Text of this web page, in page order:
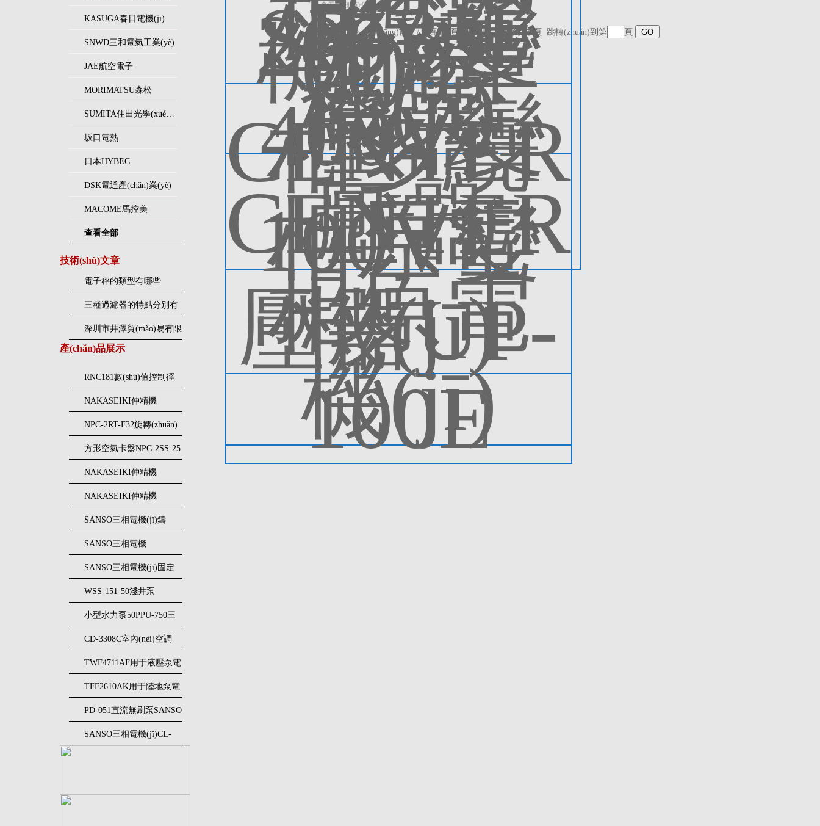
KASUGA春日電機(jī)
SNWD三和電氣工業(yè)
JAE航空電子
MORIMATSU森松
SUMITA住田光學(xué)玻璃
坂口電熱
日本HYBEC
DSK電通產(chǎn)業(yè)
MACOME馬控美
查看全部
技術(shù)文章
電子秤的類型有哪些
三種過濾器的特點分別有
哪些？
深圳市井澤貿(mào)易有限
公司特殊照明熒光燈
產(chǎn)品展示
RNC181數(shù)值控制徑
向壓接機(jī)NAKASEIKI
仲精機(jī)
NAKASEIKI仲精機
(jī)RNE081徑向壓接機(jī)
NPC-2RT-F32旋轉(zhuǎn)
空氣卡盤NAKASEIKI仲
精機(jī)
方形空氣卡盤NPC-2SS-25
仲精機(jī)NAKASEIKI
NAKASEIKI仲精機
(jī)NPC-2RS-F22N氣動卡
盤
NAKASEIKI仲精機
(jī)NPC-4FS-31空氣卡盤
SANSO三相電機(jī)鑄
25CT502鐵螺旋泵
SANSO三相電機
(jī)15CJT0202不銹鋼工業
(yè)泵
SANSO三相電機(jī)固定
壓力供水泵
32NQCT50751P
WSS-151-50淺井泵
SANSO三相電機(jī)
小型水力泵50PPU-750三
相電機(jī)SANSO
CD-3308C室內(nèi)空調
(diào)使用電機(jī)SANSO
三相電機(jī)
TWF4711AF用于液壓泵電
動機(jī)SANSO三相電機
(jī)
TFF2610AK用于陸地泵電
動機(jī)SANSO三相電機
(jī)
PD-051直流無刷泵SANSO
三相電機(jī)
SANSO三相電機(jī)CL-
查看詳細(xì)介紹
共 10 條記錄，當(dāng)前 1 / 1 頁 首頁 上一頁 下一頁 末頁 跳轉(zhuǎn)到第 頁